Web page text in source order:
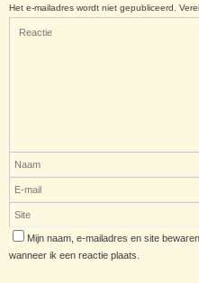
Het e-mailadres wordt niet gepubliceerd.
Mijn naam, e-mailadres en site
wanneer ik een reactie plaats.